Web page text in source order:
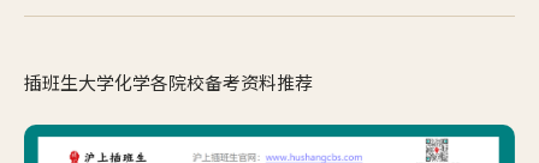
插班生大学化学各院校备考资料推荐